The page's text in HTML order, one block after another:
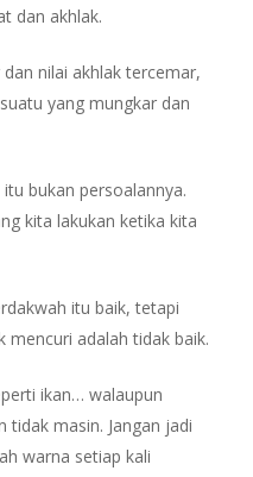
dan akhlak.
nilai akhlak tercemar,
yang mungkar dan
bukan persoalannya.
kita lakukan ketika kita
itu baik, tetapi
mencuri adalah tidak baik.
ikan… walaupun
tidak masin. Jangan jadi
warna setiap kali